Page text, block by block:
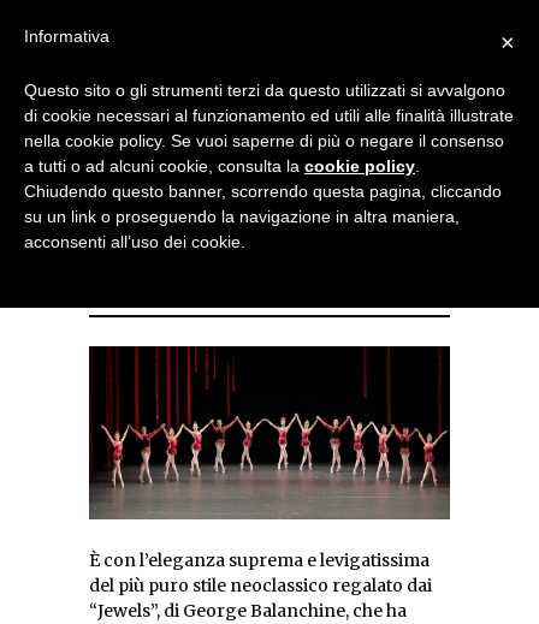
NOTIZIE DI DANZA IN ITALIA E ALL’ESTERO, PER DANZATORI,
il Bayerisches apre la
stagione con Balanchine,
È con l’eleganza suprema e levigatissima
del più puro stile neoclassico regalato dai
“Jewels”, di George Balanchine, che ha
×
Informativa
Questo sito o gli strumenti terzi da questo utilizzati si avvalgono
di cookie necessari al funzionamento ed utili alle finalità illustrate
nella cookie policy. Se vuoi saperne di più o negare il consenso
a tutti o ad alcuni cookie, consulta la cookie policy
Chiudendo questo banner, scorrendo questa pagina, cliccando
su un link o proseguendo la navigazione in altra maniera,
acconsenti all’uso dei cookie.